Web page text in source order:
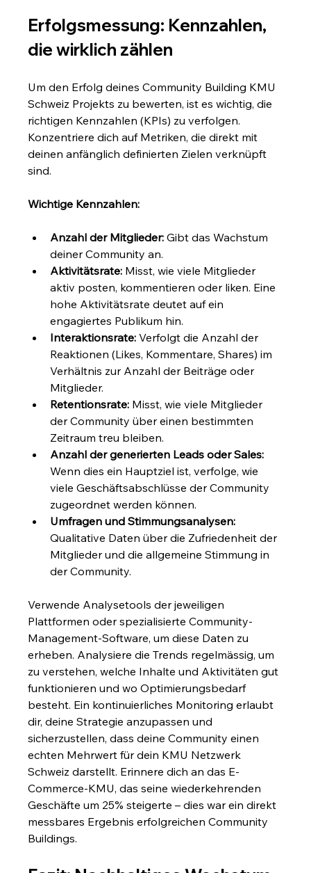
Erfolgsmessung: Kennzahlen,
die wirklich zählen
Um den Erfolg deines Community Building KMU
Schweiz Projekts zu bewerten, ist es wichtig, die
richtigen Kennzahlen (KPIs) zu verfolgen.
Konzentriere dich auf Metriken, die direkt mit
deinen anfänglich definierten Zielen verknüpft
sind.
Wichtige Kennzahlen:
Anzahl der Mitglieder: Gibt das Wachstum
deiner Community an.
Aktivitätsrate: Misst, wie viele Mitglieder
aktiv posten, kommentieren oder liken. Eine
hohe Aktivitätsrate deutet auf ein
engagiertes Publikum hin.
Interaktionsrate: Verfolgt die Anzahl der
Reaktionen (Likes, Kommentare, Shares) im
Verhältnis zur Anzahl der Beiträge oder
Mitglieder.
Retentionsrate: Misst, wie viele Mitglieder
der Community über einen bestimmten
Zeitraum treu bleiben.
Anzahl der generierten Leads oder Sales:
Wenn dies ein Hauptziel ist, verfolge, wie
viele Geschäftsabschlüsse der Community
zugeordnet werden können.
Umfragen und Stimmungsanalysen:
Qualitative Daten über die Zufriedenheit der
Mitglieder und die allgemeine Stimmung in
der Community.
Verwende Analysetools der jeweiligen
Plattformen oder spezialisierte Community-
Management-Software, um diese Daten zu
erheben. Analysiere die Trends regelmässig, um
zu verstehen, welche Inhalte und Aktivitäten gut
funktionieren und wo Optimierungsbedarf
besteht. Ein kontinuierliches Monitoring erlaubt
dir, deine Strategie anzupassen und
sicherzustellen, dass deine Community einen
echten Mehrwert für dein KMU Netzwerk
Schweiz darstellt. Erinnere dich an das E-
Commerce-KMU, das seine wiederkehrenden
Geschäfte um 25% steigerte – dies war ein direkt
messbares Ergebnis erfolgreichen Community
Buildings.